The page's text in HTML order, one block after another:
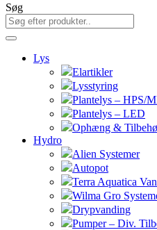
Søg
Lys
Elartikler
Lysstyring
Plantelys – HPS/
Plantelys – LED
Ophæng &
Hydro
Alien Systemer
Autopot
Terra Aquatica
Wilma Gro
Drypvanding
Pumper – Div.